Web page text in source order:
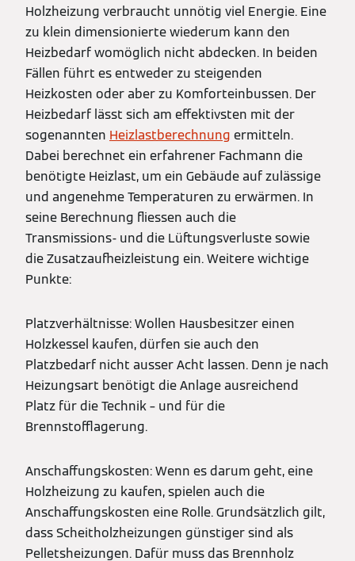
Holzheizung verbraucht unnötig viel Energie. Eine
zu klein dimensionierte wiederum kann den
Heizbedarf womöglich nicht abdecken. In beiden
Fällen führt es entweder zu steigenden
Heizkosten oder aber zu Komforteinbussen. Der
Heizbedarf lässt sich am effektivsten mit der
sogenannten Heizlastberechnung ermitteln.
Dabei berechnet ein erfahrener Fachmann die
benötigte Heizlast, um ein Gebäude auf zulässige
und angenehme Temperaturen zu erwärmen. In
seine Berechnung fliessen auch die
Transmissions- und die Lüftungsverluste sowie
die Zusatzaufheizleistung ein. Weitere wichtige
Punkte:
Platzverhältnisse: Wollen Hausbesitzer einen
Holzkessel kaufen, dürfen sie auch den
Platzbedarf nicht ausser Acht lassen. Denn je nach
Heizungsart benötigt die Anlage ausreichend
Platz für die Technik – und für die
Brennstofflagerung.
Anschaffungskosten: Wenn es darum geht, eine
Holzheizung zu kaufen, spielen auch die
Anschaffungskosten eine Rolle. Grundsätzlich gilt,
dass Scheitholzheizungen günstiger sind als
Pelletsheizungen. Dafür muss das Brennholz